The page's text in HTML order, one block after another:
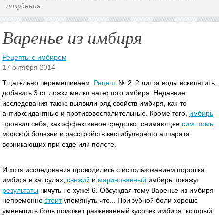
похудения.
Варенье из имбиря
Рецепты с имбирем
17 октября 2014
Тщательно перемешиваем. Рецепт№ 2: 2 литра воды вскипятить,
добавить 3 ст. ложки мелко натертого имбиря. Недавние
исследования также выявили ряд свойств имбиря, как-то
антиоксидантные и противовоспалительные. Кроме того, имбирь
проявил себя, как эффективное средство, снимающее симптомы
морской болезни и расстройств вестибулярного аппарата,
возникающих при езде или полете.
И хотя исследования проводились с использованием порошка
имбиря в капсулах, свежий и маринованный имбирь покажут
результаты ничуть не хуже! 6. Обсуждая тему Варенье из имбиря
непременно стоитупомянуть что... При зубной боли хорошо
уменьшить боль поможет разжёванный кусочек имбиря, который